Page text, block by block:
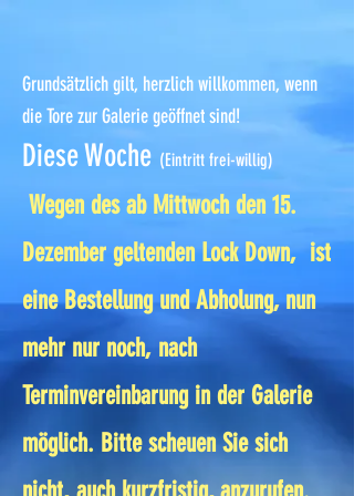
Grundsätzlich gilt, herzlich willkommen, wenn
die Tore zur Galerie geöffnet sind!
Diese Woche (Eintritt frei-willig)
Wegen des ab Mittwoch den 15.
Dezember geltenden Lock Down, ist
eine Bestellung und Abholung, nun
mehr nur noch, nach
Terminvereinbarung in der Galerie
möglich. Bitte scheuen Sie sich